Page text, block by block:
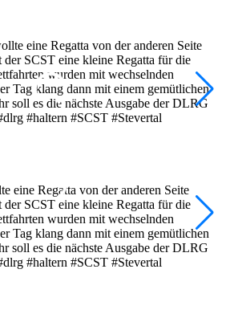
eine Regatta von der anderen Seite
der SCST eine kleine Regatta für die
wurden mit wechselnden
Tag klang dann mit einem gemütlichen
soll es die nächste Ausgabe der DLRG
#haltern #SCST #Stevertal